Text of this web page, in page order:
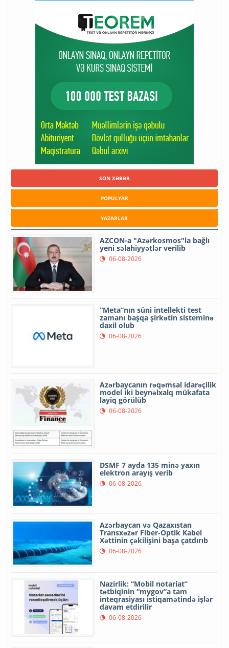
SON XƏBƏR
POPULYAR
YAZARLAR
AZCON-a "Azərkosmos"la bağlı
yeni səlahiyyətlər verilib
06-08-2026
“Meta”nın süni intellekti test
zamanı başqa şirkətin sisteminə
daxil olub
06-08-2026
Azərbaycanın rəqəmsal idarəçilik
model iki beynəlxalq mükafata
layiq görülüb
06-08-2026
DSMF 7 ayda 135 minə yaxın
elektron arayış verib
06-08-2026
Azərbaycan və Qazaxıstan
Transxəzər Fiber-Optik Kabel
Xəttinin çəkilişini başa çatdırıb
06-08-2026
Nazirlik: “Mobil notariat”
tətbiqinin “mygov”a tam
inteqrasiyası istiqamətində işlər
davam etdirilir
06-08-2026